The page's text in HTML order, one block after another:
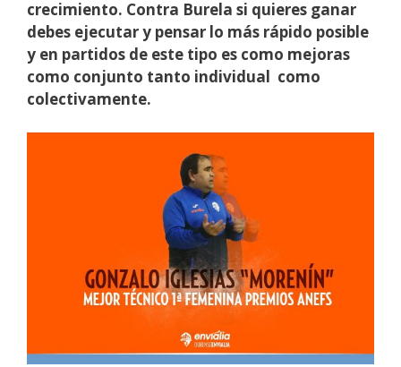
crecimiento. Contra Burela si quieres ganar
debes ejecutar y pensar lo más rápido posible
y en partidos de este tipo es como mejoras
como conjunto tanto individual como
colectivamente.